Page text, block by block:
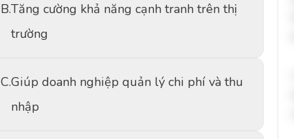
B.Tăng cường khả năng cạnh tranh trên thị
trường
C.Giúp doanh nghiệp quản lý chi phí và thu
nhập